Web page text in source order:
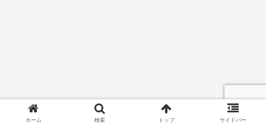
ホーム 検索 トップ サイドバー